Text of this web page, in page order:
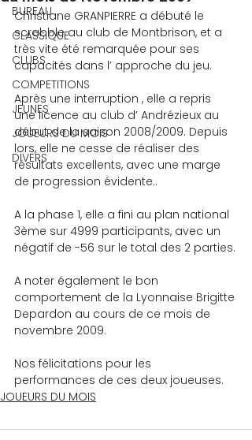
BUREAU
CLASSIQUE
CLUBS
COMPETITIONS
JEUNES
JOUEURS DU MOIS
DIVERS
Christiane GRANPIERRE a débuté le
scrabble au club de Montbrison, et a
très vite été remarquée pour ses
capacités dans l’ approche du jeu.
Après une interruption , elle a repris
une licence au club d’ Andrézieux au
début de la saison 2008/2009. Depuis
lors, elle ne cesse de réaliser des
résultats excellents, avec une marge
de progression évidente..
A la phase 1, elle a fini au plan national
3ème sur 4999 participants, avec un
négatif de -56 sur le total des 2 parties.
A noter également le bon
comportement de la Lyonnaise Brigitte
Depardon au cours de ce mois de
novembre 2009.
Nos félicitations pour les
performances de ces deux joueuses.
JOUEURS DU MOIS